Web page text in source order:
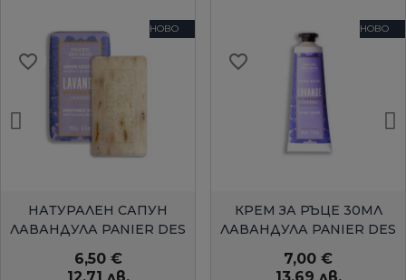
БЪРЗ ПРЕГЛЕД
НОВО
НАТУРАЛЕН САПУН
ЛАВАНДУЛА PANIER DES
6,50 €
favorite_border
БЪРЗ ПРЕГЛЕД
НОВО
КРЕМ ЗА РЪЦЕ 30МЛ
ЛАВАНДУЛА PANIER DES
7,00 €
favorite_border